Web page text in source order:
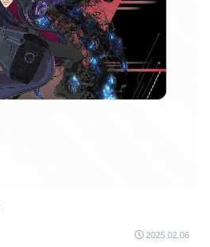
2025.02.06